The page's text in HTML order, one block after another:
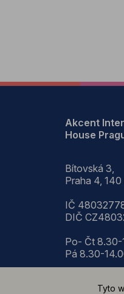
Akcent
House
Bítovská 3,
Praha 4,
IČ
DIČ
Po- Čt 8.30-
Pá 8.30-
Tyto